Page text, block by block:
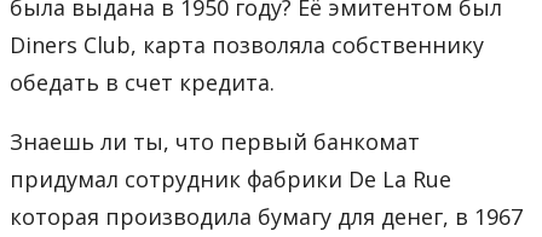
была выдана в 1950 году? Её эмитентом был
Diners Club, карта позволяла собственнику
обедать в счет кредита.
Знаешь ли ты, что первый банкомат
придумал сотрудник фабрики De La Rue
которая производила бумагу для денег, в 1967